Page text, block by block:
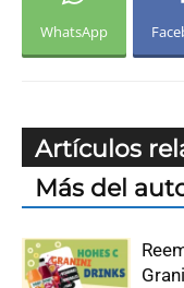
WhatsApp
Artículos
Más del